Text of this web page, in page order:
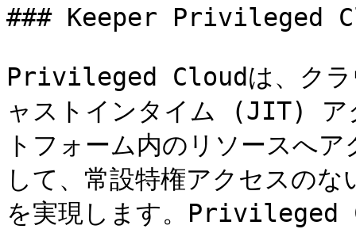
### Keeper Privileged
Privileged Cloudは、クラ
ャストインタイム (JIT) ア
トフォーム内のリソースへ
して、常設特権アクセスの
を実現します。Privileged